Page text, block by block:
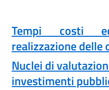
Tempi costi
realizzazione delle
Nuclei di
investimenti